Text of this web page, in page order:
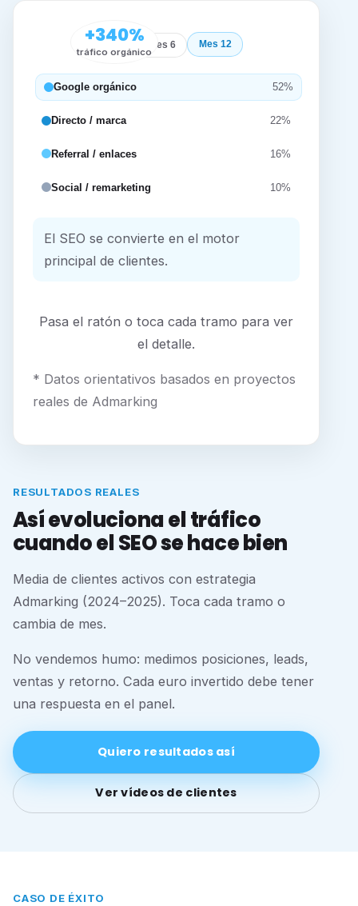
+340%
tráfico orgánico
Mes 6 Mes 12
Google orgánico 52%
Directo / marca 22%
Referral / enlaces 16%
Social / remarketing 10%
El SEO se convierte en el motor
principal de clientes.
Pasa el ratón o toca cada tramo para ver
el detalle.
* Datos orientativos basados en proyectos
reales de Admarking
RESULTADOS REALES
Así evoluciona el tráfico
cuando el SEO se hace bien
Media de clientes activos con estrategia
Admarking (2024–2025). Toca cada tramo o
cambia de mes.
No vendemos humo: medimos posiciones, leads,
ventas y retorno. Cada euro invertido debe tener
una respuesta en el panel.
Quiero resultados así
Ver vídeos de clientes
CASO DE ÉXITO